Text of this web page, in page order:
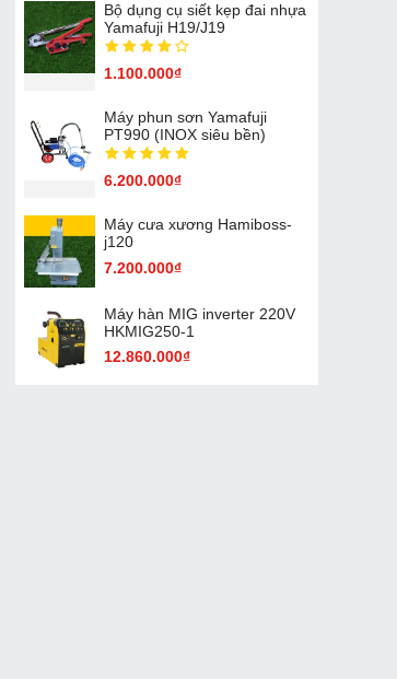
Bộ dụng cụ siết kẹp đai nhựa
Yamafuji H19/J19
1.100.000₫
Máy phun sơn Yamafuji
PT990 (INOX siêu bền)
6.200.000₫
Máy cưa xương Hamiboss-
j120
7.200.000₫
Máy hàn MIG inverter 220V
HKMIG250-1
12.860.000₫